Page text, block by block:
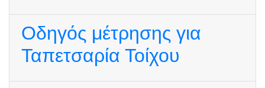
Οδηγός μέτρησης για
Ταπετσαρία Τοίχου